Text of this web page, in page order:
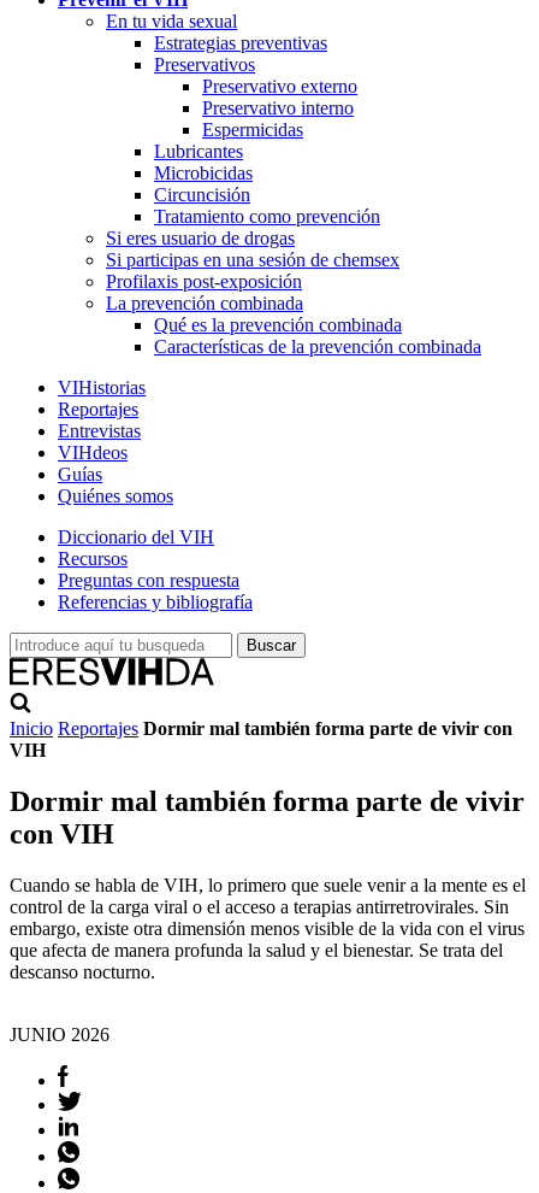
En tu vida sexual
Estrategias preventivas
Preservativos
Preservativo externo
Preservativo interno
Espermicidas
Lubricantes
Microbicidas
Circuncisión
Tratamiento como prevención
Si eres usuario de drogas
Si participas en una sesión de chemsex
Profilaxis post-exposición
La prevención combinada
Qué es la prevención combinada
Características de la prevención combinada
VIHistorias
Reportajes
Entrevistas
VIHdeos
Guías
Quiénes somos
Diccionario del VIH
Recursos
Preguntas con respuesta
Referencias y bibliografía
Inicio Reportajes Dormir mal también forma parte de vivir con
VIH
Dormir mal también forma parte de vivir
con VIH
Cuando se habla de VIH, lo primero que suele venir a la mente es el
control de la carga viral o el acceso a terapias antirretrovirales. Sin
embargo, existe otra dimensión menos visible de la vida con el virus
que afecta de manera profunda la salud y el bienestar. Se trata del
descanso nocturno.
JUNIO 2026